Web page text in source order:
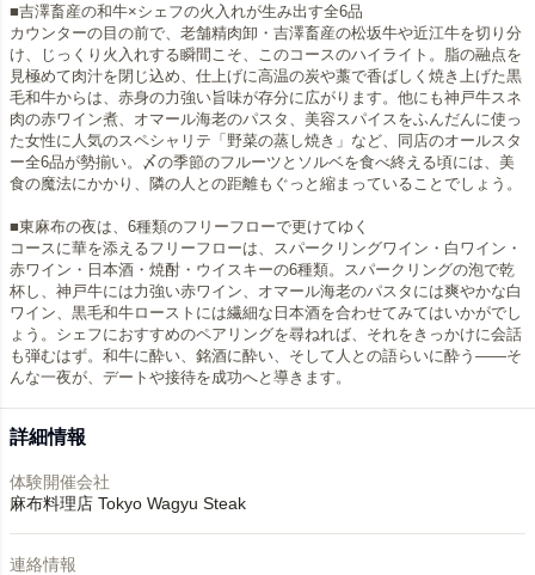
■吉澤畜産の和牛×シェフの火入れが生み出す全6品
カウンターの目の前で、老舗精肉卸・吉澤畜産の松坂牛や近江牛を切り分
け、じっくり火入れする瞬間こそ、このコースのハイライト。脂の融点を
見極めて肉汁を閉じ込め、仕上げに高温の炭や藁で香ばしく焼き上げた黒
毛和牛からは、赤身の力強い旨味が存分に広がります。他にも神戸牛スネ
肉の赤ワイン煮、オマール海老のパスタ、美容スパイスをふんだんに使っ
た女性に人気のスペシャリテ「野菜の蒸し焼き」など、同店のオールスタ
ー全6品が勢揃い。〆の季節のフルーツとソルベを食べ終える頃には、美
食の魔法にかかり、隣の人との距離もぐっと縮まっていることでしょう。
■東麻布の夜は、6種類のフリーフローで更けてゆく
コースに華を添えるフリーフローは、スパークリングワイン・白ワイン・
赤ワイン・日本酒・焼酎・ウイスキーの6種類。スパークリングの泡で乾
杯し、神戸牛には力強い赤ワイン、オマール海老のパスタには爽やかな白
ワイン、黒毛和牛ローストには繊細な日本酒を合わせてみてはいかがでし
ょう。シェフにおすすめのペアリングを尋ねれば、それをきっかけに会話
も弾むはず。和牛に酔い、銘酒に酔い、そして人との語らいに酔う——そ
んな一夜が、デートや接待を成功へと導きます。
詳細情報
体験開催会社
麻布料理店 Tokyo Wagyu Steak
連絡情報